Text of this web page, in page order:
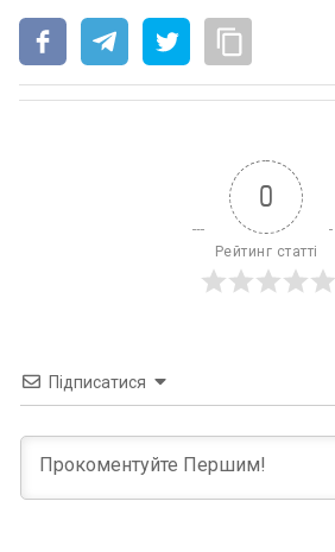
0
Рейтинг статті
Підписатися